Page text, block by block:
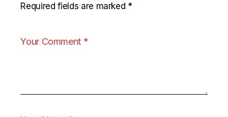
Required fields are marked *